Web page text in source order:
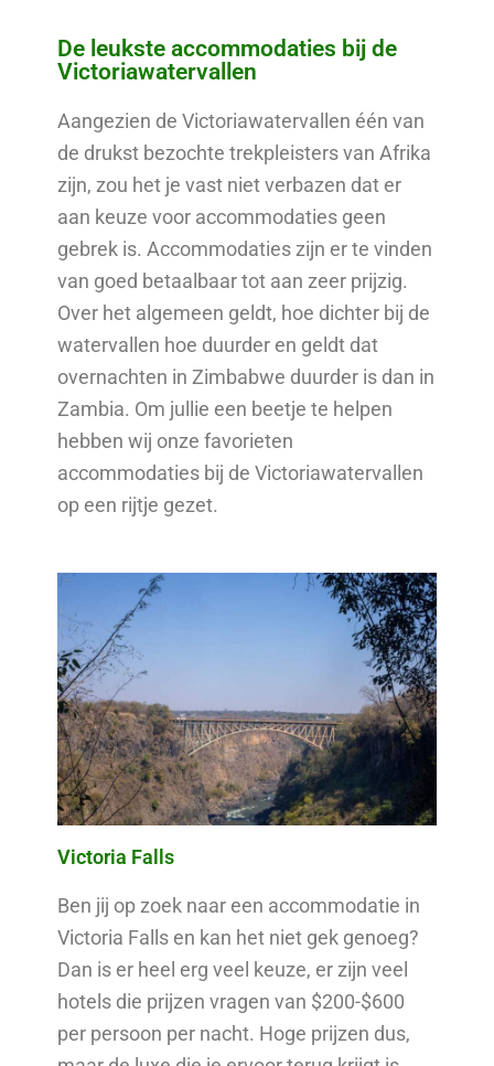
De leukste accommodaties bij de
Victoriawatervallen
Aangezien de Victoriawatervallen één van
de drukst bezochte trekpleisters van Afrika
zijn, zou het je vast niet verbazen dat er
aan keuze voor accommodaties geen
gebrek is. Accommodaties zijn er te vinden
van goed betaalbaar tot aan zeer prijzig.
Over het algemeen geldt, hoe dichter bij de
watervallen hoe duurder en geldt dat
overnachten in Zimbabwe duurder is dan in
Zambia. Om jullie een beetje te helpen
hebben wij onze favorieten
accommodaties bij de Victoriawatervallen
op een rijtje gezet.
Victoria Falls
Ben jij op zoek naar een accommodatie in
Victoria Falls en kan het niet gek genoeg?
Dan is er heel erg veel keuze, er zijn veel
hotels die prijzen vragen van $200-$600
per persoon per nacht. Hoge prijzen dus,